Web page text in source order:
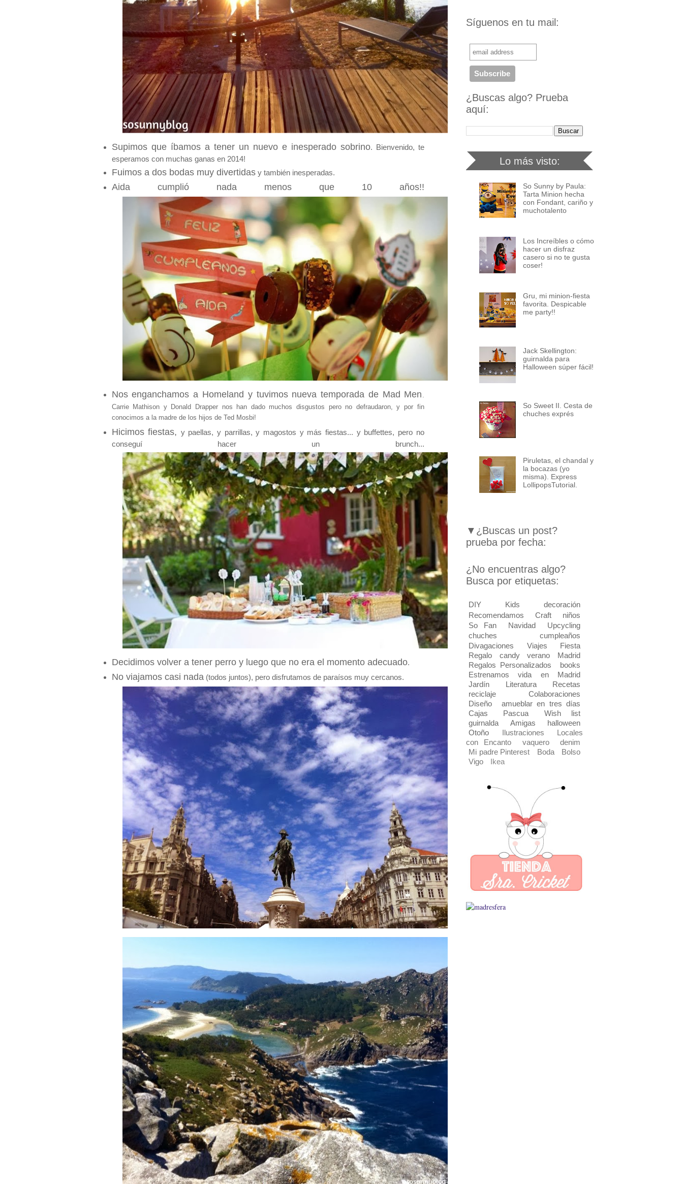
Supimos que íbamos a tener un nuevo e inesperado sobrino. Bienvenido, te
esperamos con muchas ganas en 2014!
Fuimos a dos bodas muy divertidasy también inesperadas.
Aida cumplió nada menos que 10 años!!
Nos enganchamos a Homeland y tuvimos nueva temporada de Mad Men
Carrie Mathison y Donald Drapper nos han dado muchos disgustos pero no defraudaron, y por fin
conocimos a la madre de los hijos de Ted Mosbi!
Hicimos fiestas, y paellas, y parrillas, y magostos y más fiestas... y buffettes, pero no
conseguí hacer un brunch...
Decidimos volver a tener perro y luego que no era el momento adecuado.
No viajamos casi nada (todos juntos), pero disfrutamos de paraísos muy cercanos.
Síguenos en tu mail:
¿Buscas algo? Prueba
aquí:
Lo más visto:
So Sunny by Paula:
Tarta Minion hecha
con Fondant, cariño y
muchotalento
Los Increíbles o cómo
hacer un disfraz
casero si no te gusta
coser!
Gru, mi minion-fiesta
favorita. Despicable
me party!!
Jack Skellington:
guirnalda para
Halloween súper fácil!
So Sweet II. Cesta de
chuches exprés
Piruletas, el chandal y
la bocazas (yo
misma). Express
LollipopsTutorial.
▼¿Buscas un post?
prueba por fecha:
¿No encuentras algo?
Busca por etiquetas:
DIY Kids
decoración
Recomendamos
Craft
niños
So Fan
Navidad
Upcycling
chuches
cumpleaños
Divagaciones
Viajes
Fiesta
Regalo
candy verano
Madrid
Regalos Personalizados
books
Estrenamos vida en Madrid
Jardín
Literatura
Recetas
reciclaje
Colaboraciones
Diseño
amueblar en tres días
Cajas
Pascua
Wish list
guirnalda
Amigas
halloween
Otoño
Ilustraciones
Locales
con Encanto
vaquero
denim
Mi padre Pinterest
Boda
Bolso
Vigo
Ikea